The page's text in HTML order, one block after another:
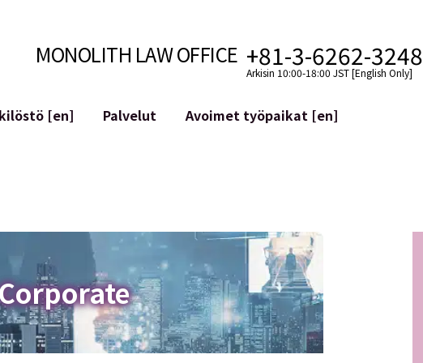
MONOLITH LAW OFFICE +81-3-6262-3248
Arkisin 10:00-18:00 JST [English Only]
[en]
Palvelut
Maineen hallinta
Loukkaavan lausuman tunnistaminen
Avoimet työpaikat [en]